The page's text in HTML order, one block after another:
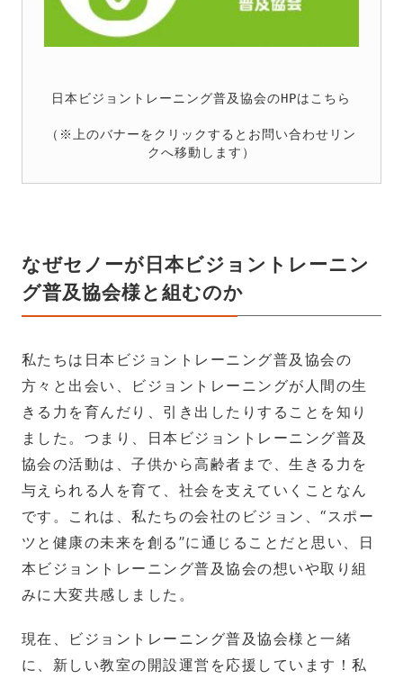
日本ビジョントレーニング普及協会のHPはこちら
（※上のバナーをクリックするとお問い合わせリン
クへ移動します）
なぜセノーが日本ビジョントレーニン
グ普及協会様と組むのか
私たちは日本ビジョントレーニング普及協会の
方々と出会い、ビジョントレーニングが人間の生
きる力を育んだり、引き出したりすることを知り
ました。つまり、日本ビジョントレーニング普及
協会の活動は、子供から高齢者まで、生きる力を
与えられる人を育て、社会を支えていくことなん
です。これは、私たちの会社のビジョン、“スポー
ツと健康の未来を創る”に通じることだと思い、日
本ビジョントレーニング普及協会の想いや取り組
みに大変共感しました。
現在、ビジョントレーニング普及協会様と一緒
に、新しい教室の開設運営を応援しています！私